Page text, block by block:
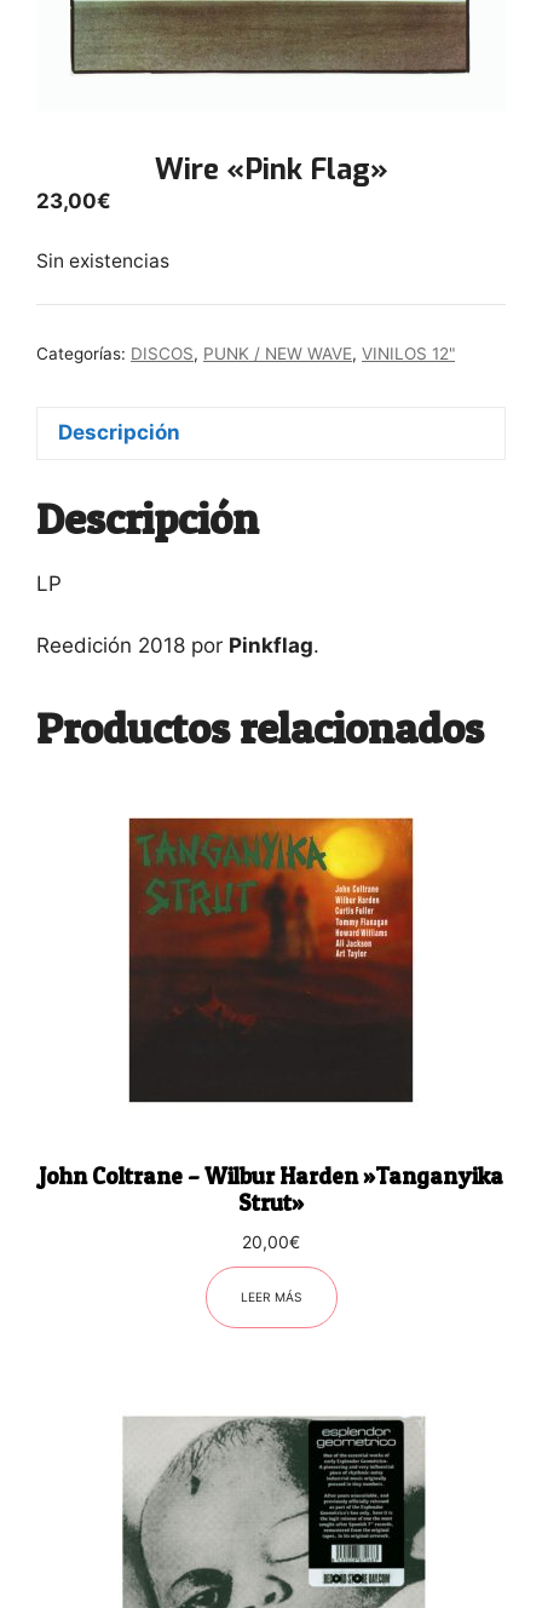
Wire «Pink Flag»
23,00€
Sin existencias
Categorías: DISCOS, PUNK / NEW WAVE, VINILOS 12"
Descripción
Descripción
LP
Reedición 2018 por Pinkflag.
Productos relacionados
John Coltrane – Wilbur Harden ‎»Tanganyika
Strut»
20,00€
LEER MÁS